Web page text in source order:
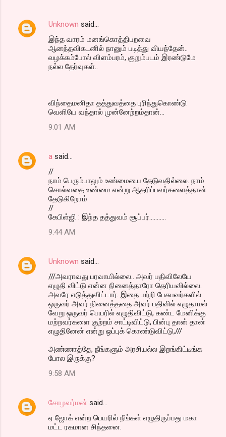
Unknown said…
இந்த வாரம் மனங்கொத்திபறவை
ஆனந்தவிகடனில் நானும் படித்து வியந்தேன்..
வழக்கம்போல் விளம்பரம், குறும்படம் இரண்டுமே
நல்ல தேர்வுகள்..
விந்தைமனிதா தத்துவத்தை புரிந்துகொண்டு
வெளியே வந்தால் முன்னேற்றம்தான்...
9:01 AM
a said…
//
நாம் பெரும்பாலும் உண்மையை தேடுவதில்லை. நாம்
சொல்வதை உண்மை என்று ஆதரிப்பவர்களைத்தான்
தேடுகிறோம்
//
கேபிள்ஜி : இந்த தத்துவம் சூப்பர்...........
9:44 AM
Unknown said…
///அவராவது பரவாயில்லை.. அவர் பதிவிலேயே
எழுதி விட்டு என்ன நினைத்தாரோ தெரியவில்லை.
அவரே எடுத்துவிட்டார். இதை பற்றி பேசுபவர்களில்
ஒருவர் அவர் நினைத்ததை அவர் பதிவில் எழுதாமல்
வேறு ஒருவர் பெயரில் எழுதிவிட்டு, கண்ட மேனிக்கு
மற்றவர்களை குற்றம் சாட்டிவிட்டு, பின்பு தான் தான்
எழுதினேன் என்று ஒப்புக் கொண்டுவிட்டு,///
அண்ணாத்தே, நீங்களும் அரசியல்ல இறங்கிட்டீங்க
போல இருக்கு?
9:58 AM
சோழவர்மன் said…
ஏ ஜோக் என்ற பெயரில் நீங்கள் எழுதிருப்பது மகா
மட்ட ரகமான சிந்தனை.